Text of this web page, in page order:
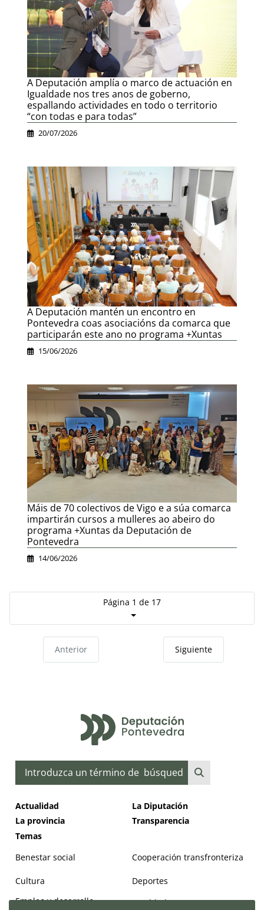
A Deputación amplía o marco de actuación en
Igualdade nos tres anos de goberno,
espallando actividades en todo o territorio
“con todas e para todas”
20/07/2026
A Deputación mantén un encontro en
Pontevedra coas asociacións da comarca que
participarán este ano no programa +Xuntas
15/06/2026
Máis de 70 colectivos de Vigo e a súa comarca
impartirán cursos a mulleres ao abeiro do
programa +Xuntas da Deputación de
Pontevedra
14/06/2026
Página 1 de 17
Anterior Siguiente
Buscar
Actualidad
La Diputación
La provincia
Transparencia
Temas
Benestar social
Cooperación transfronteriza
Cultura
Deportes
Empleo y desarrollo
Igualdad